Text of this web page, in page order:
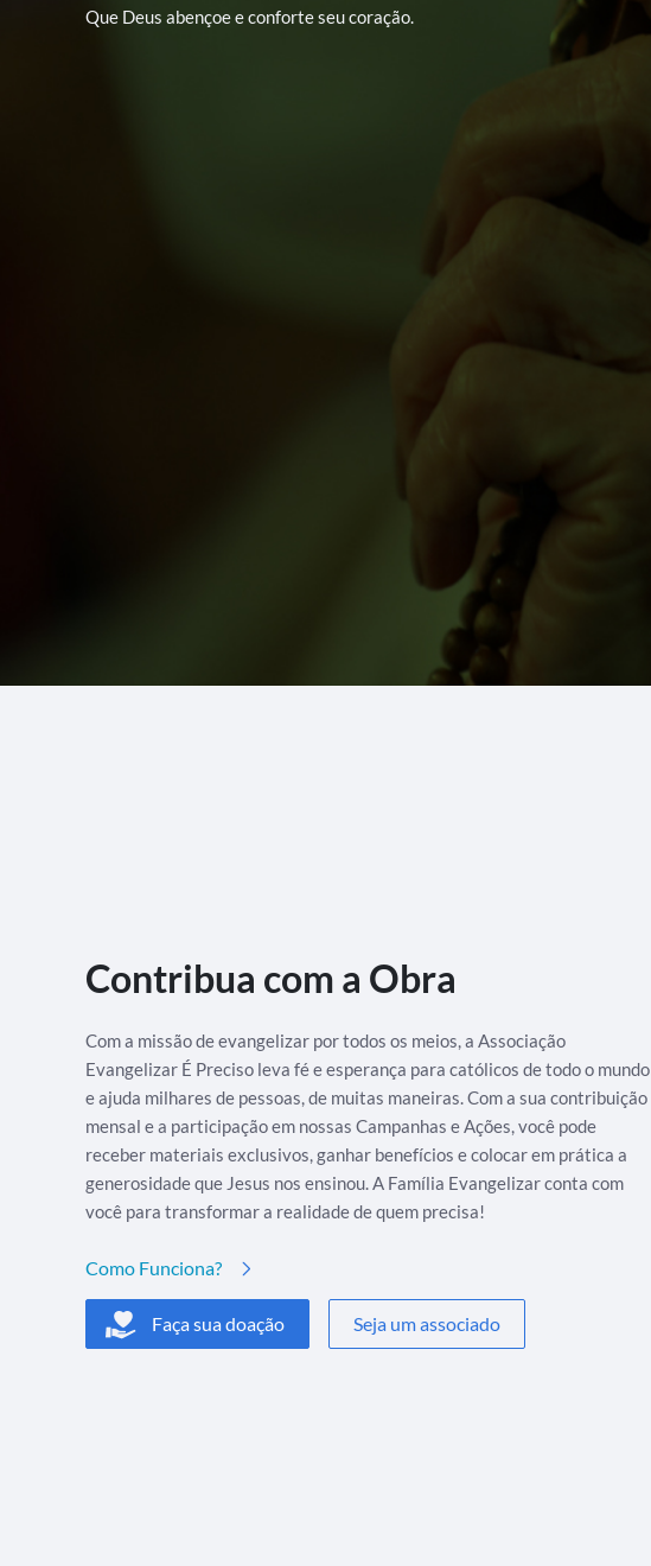
Que Deus abençoe e conforte seu coração.
Contribua com a Obra
Com a missão de evangelizar por todos os meios, a Associação
Evangelizar É Preciso leva fé e esperança para católicos de todo o mundo
e ajuda milhares de pessoas, de muitas maneiras. Com a sua contribuição
mensal e a participação em nossas Campanhas e Ações, você pode
receber materiais exclusivos, ganhar benefícios e colocar em prática a
generosidade que Jesus nos ensinou. A Família Evangelizar conta com
você para transformar a realidade de quem precisa!
Como Funciona?
Faça sua doação Seja um associado